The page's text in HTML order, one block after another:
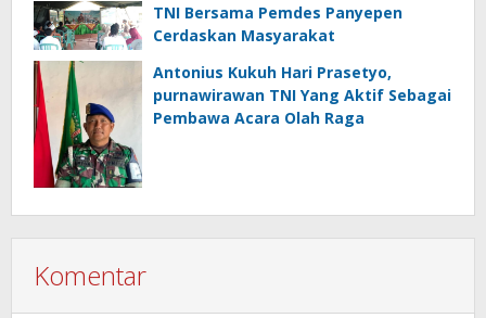
TNI Bersama Pemdes Panyepen
Cerdaskan Masyarakat
Antonius Kukuh Hari Prasetyo,
purnawirawan TNI Yang Aktif Sebagai
Pembawa Acara Olah Raga
Komentar